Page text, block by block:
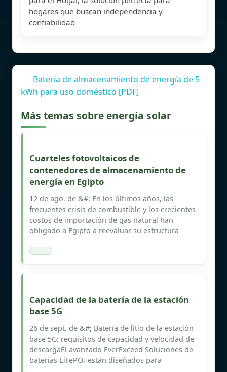
hogares que buscan independencia y
confiabilidad
Batería de almacenamiento de energía de 5
kWh para uso doméstico [PDF]
Más temas sobre energía solar
Cuarteles fotovoltaicos de
contenedores de almacenamiento de
energía en Egipto
12 de ago. de &#; En los últimos años, las
frecuentes crisis de combustible y los crecientes
costos de importación de gas natural han
obligado a Egipto a reevaluar su estructura
Capacidad de la batería de la estación
base 5G
26 de sept. de &#; Batería de litio de la estación
base 5G: requisitos de capacidad y velocidad de
descargaEl avanzado EverExceed Soluciones de
baterías LiFePO₄ están diseñados para